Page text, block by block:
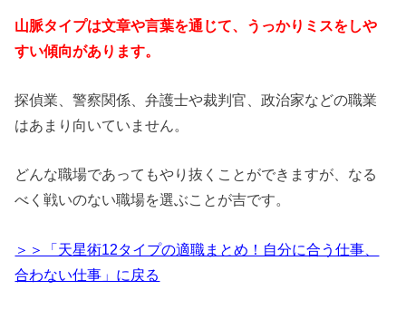
山脈タイプは文章や言葉を通じて、うっかりミスをしや
すい傾向があります。
探偵業、警察関係、弁護士や裁判官、政治家などの職業
はあまり向いていません。
どんな職場であってもやり抜くことができますが、なる
べく戦いのない職場を選ぶことが吉です。
＞＞「天星術12タイプの適職まとめ！自分に合う仕事、
合わない仕事」に戻る